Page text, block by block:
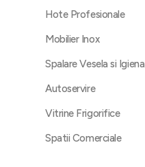
Hote Profesionale
Mobilier Inox
Spalare Vesela si Igiena
Autoservire
Vitrine Frigorifice
Spatii Comerciale